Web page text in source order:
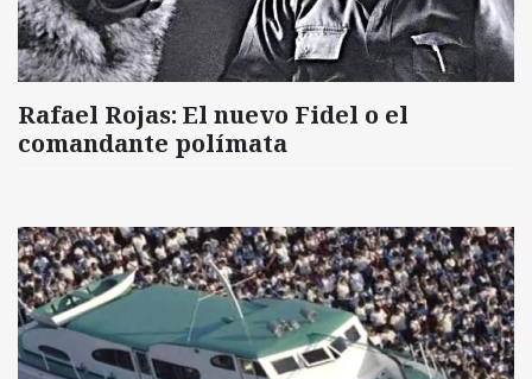
Rafael Rojas: El nuevo Fidel o el
comandante polímata